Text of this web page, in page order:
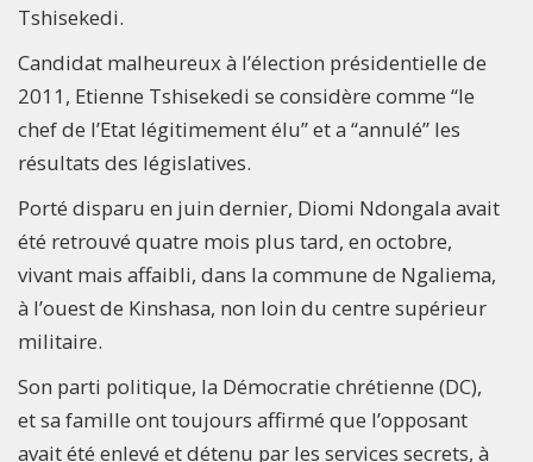
Tshisekedi.
Candidat malheureux à l’élection présidentielle de
2011, Etienne Tshisekedi se considère comme “le
chef de l’Etat légitimement élu” et a “annulé” les
résultats des législatives.
Porté disparu en juin dernier, Diomi Ndongala avait
été retrouvé quatre mois plus tard, en octobre,
vivant mais affaibli, dans la commune de Ngaliema,
à l’ouest de Kinshasa, non loin du centre supérieur
militaire.
Son parti politique, la Démocratie chrétienne (DC),
et sa famille ont toujours affirmé que l’opposant
avait été enlevé et détenu par les services secrets, à